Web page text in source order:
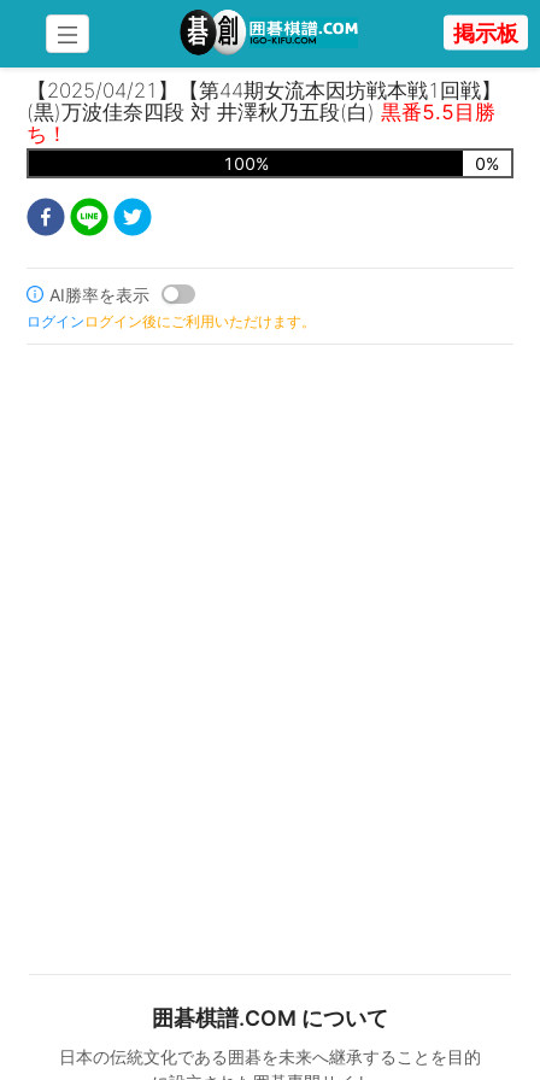
掲示板
【2025/04/21】【第44期女流本因坊戦本戦1回戦】
(黒)万波佳奈四段 対 井澤秋乃五段(白)黒番5.5目勝
ち！
100% 0%
AI勝率を表示
ログイン ログイン後にご利用いただけます。
囲碁棋譜.COM について
日本の伝統文化である囲碁を未来へ継承することを目的